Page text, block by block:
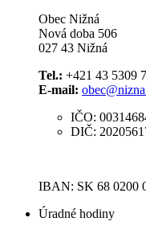
Obec Nižná
Nová doba 506
027 43 Nižná
Tel.: +421 43 5309
E-mail:
IČO:
DIČ:
IBAN: SK 68 0200
Úradné hodiny